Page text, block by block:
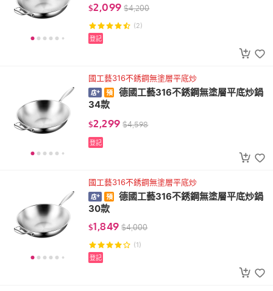
$2,099 $4,200
(2)
登記
國工藝316不銹鋼無塗層平底炒
德國工藝316不銹鋼無塗層平底炒鍋
34款
$2,299 $4,598
登記
國工藝316不銹鋼無塗層平底炒
德國工藝316不銹鋼無塗層平底炒鍋
30款
$1,849 $4,000
(1)
登記